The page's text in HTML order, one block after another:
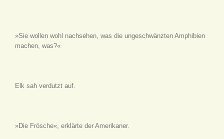
»Sie wollen wohl nachsehen, was die ungeschwänzten Amphibien
machen, was?«
Elk sah verdutzt auf.
»Die Frösche«, erklärte der Amerikaner.